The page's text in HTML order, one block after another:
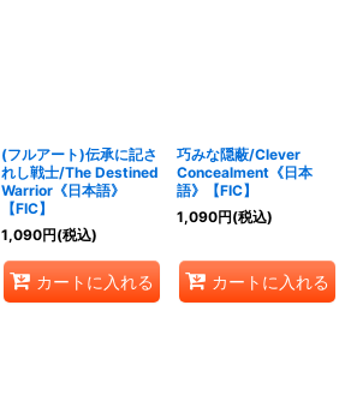
(フルアート)伝承に記さ
れし戦士/The Destined
Warrior《日本語》
【FIC】
1,090円(税込)
カートに入れる
巧みな隠蔽/Clever
Concealment《日本
語》【FIC】
1,090円(税込)
カートに入れる